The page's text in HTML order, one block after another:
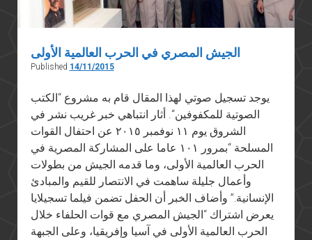
الجيش المصري في الحرب العالمية الأولى
Published 14/11/2015
يوجد تسجيل صوتي لهذا المقال قام به مشروع “الكتب
الصوتية للمكفوفين“. أثار انتباهي خبر غريب نشر في
الشروق يوم ١١ نوفمبر ٢٠١٥ عن احتفال القوات
المسلحة “بمرور ١٠١ عاما على المشاركة المصرية في
الحرب العالمية الأولى، وما قدمه الجيش من بطولات
وأعمال جليلة ساهمت في الانتصار للقيم والمبادئ
الإنسانية.” وأضاف الخبر أن الحفل تضمن فيلما تسجيلايا
يعرض اشتراك “الجيش المصري مع قوات الحلفاء خلال
الحرب العالمية الأولى في آسيا وإفريقيا، وعلى الجبهة